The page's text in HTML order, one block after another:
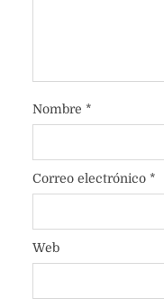
Nombre *
Correo electrónico *
Web